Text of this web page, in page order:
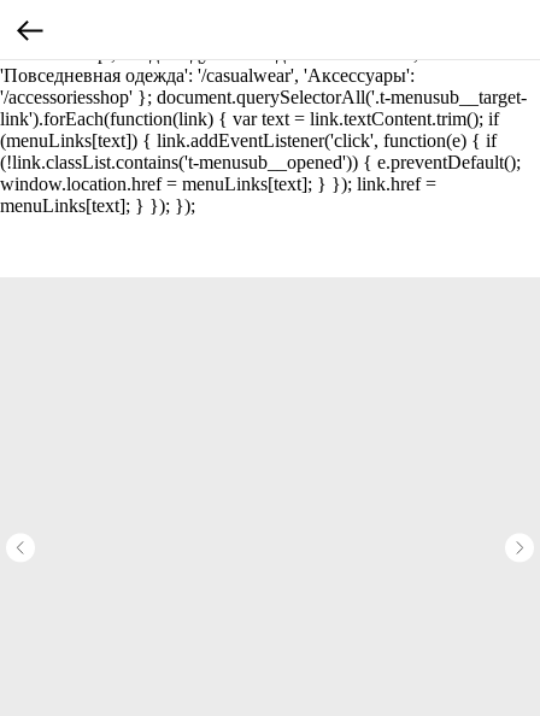
menuLinks = { 'Велоспорт': '/cyclingshop', 'Триатлон':
'Повседневная одежда': '/casualwear', 'Аксессуары':
'/accessoriesshop' }; document.querySelectorAll('.t-menusub__target-
link').forEach(function(link) { var text = link.textContent.trim(); if
(menuLinks[text]) { link.addEventListener('click', function(e) { if
(!link.classList.contains('t-menusub__opened')) { e.preventDefault();
window.location.href = menuLinks[text]; } }); link.href =
menuLinks[text]; } }); });